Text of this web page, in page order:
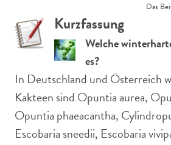
Das
Kurzfassung
Welche
es?
In Deutschland und Österreich
Kakteen sind Opuntia aurea,
Opuntia phaeacantha,
Escobaria sneedii, Escobaria